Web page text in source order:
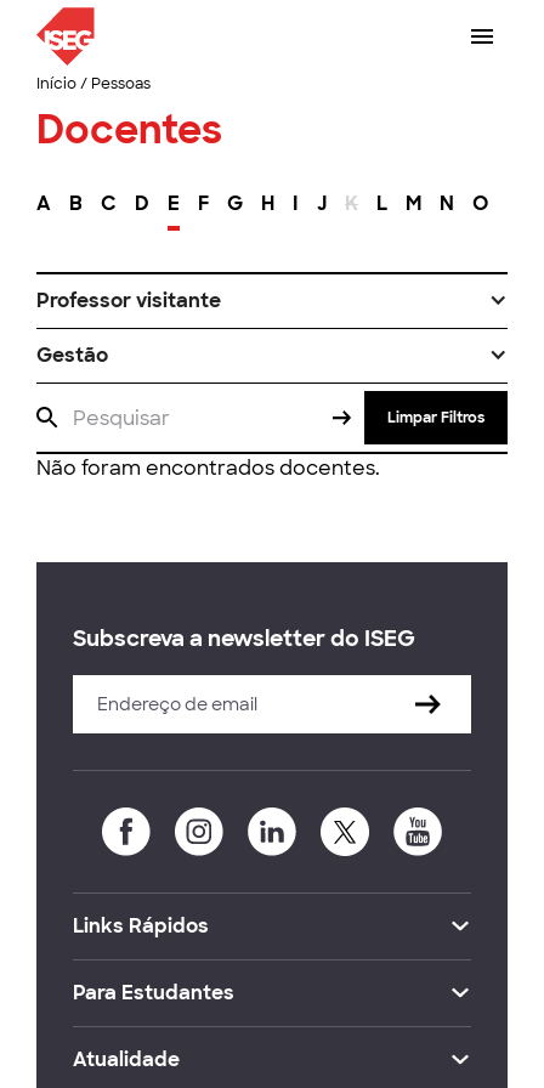
Início/ Pessoas
Docentes
A B C D E F G H I J K L M N O
Professor visitante
Gestão
Limpar Filtros
Não foram encontrados docentes.
Subscreva a newsletter do ISEG
Links Rápidos
Para Estudantes
Atualidade